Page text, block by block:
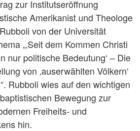
zur Institutseröffnung
Amerikanist und Theologe
von der Universität
„‚Seit dem Kommen Christi
nur politische Bedeutung‘ – Die
von ‚auserwählten Völkern‘
Rubboli wies auf den wichtigen
Bewegung zur
Freiheits- und
hin.